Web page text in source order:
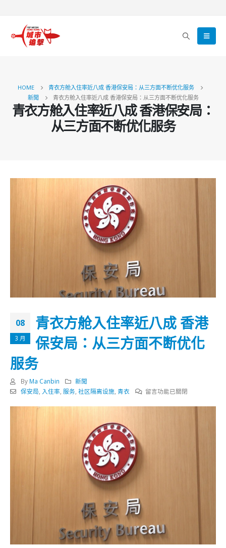
HOME
青衣方舱入住率近八成 香港保安局：从三方面不断优化服务
新聞
青衣方舱入住率近八成 香港保安局：从三方面不断优化服务
青衣方舱入住率近八成 香港保安局：
从三方面不断优化服务
08
3 月
青衣方舱入住率近八成 香港
保安局：从三方面不断优化
服务
By Ma Canbin
新聞
保安局, 入住率, 服务, 社区隔离设施, 青衣
在
安
局：
留言功能已關閉